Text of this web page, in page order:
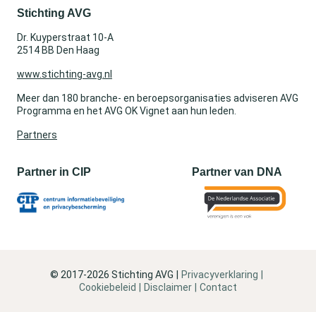
Stichting AVG
Dr. Kuyperstraat 10-A
2514 BB Den Haag
www.stichting-avg.nl
Meer dan 180 branche- en beroepsorganisaties adviseren AVG
Programma en het AVG OK Vignet aan hun leden.
Partners
Partner in CIP Partner van DNA
© 2017-2026 Stichting AVG
Privacyverklaring
Cookiebeleid
Disclaimer Contact